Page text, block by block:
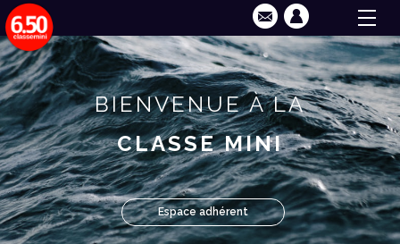
BIENVENUE À LA
CLASSE MINI
Espace adhérent